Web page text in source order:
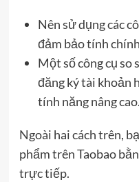
Nên sử dụng các
đảm bảo tính
Một số công cụ so
đăng ký tài khoản
tính năng nâng cao.
Ngoài hai cách trên,
phẩm trên Taobao
trực tiếp.